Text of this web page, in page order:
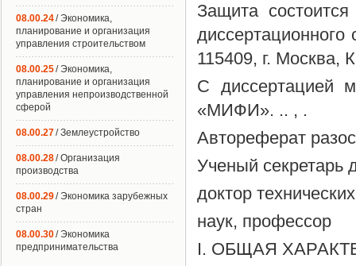
Защита
115409, г. Москва,
С диссертацией
«МИФИ». .. , .
Автореферат
Ученый секретарь
доктор
наук, профессор
I. ОБЩАЯ
08.00.24/ Экономика,
планирование и организация
управления строительством
08.00.25/ Экономика,
планирование и организация
управления непроизводственной
сферой
08.00.27/ Землеустройство
08.00.28/ Организация
производства
08.00.29/ Экономика зарубежных
стран
08.00.30/ Экономика
предпринимательства